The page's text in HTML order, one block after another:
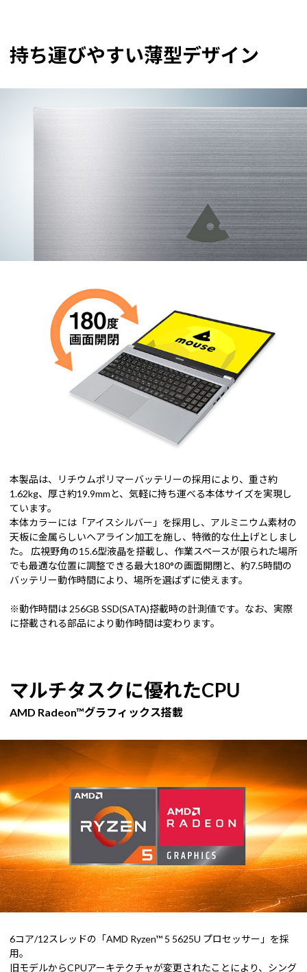
持ち運びやすい薄型デザイン
本製品は、リチウムポリマーバッテリーの採用により、重さ約
1.62kg、厚さ約19.9mmと、気軽に持ち運べる本体サイズを実現し
ています。
本体カラーには「アイスシルバー」を採用し、アルミニウム素材の
天板に金属らしいヘアライン加工を施し、特徴的な仕上げとしまし
た。 広視野角の15.6型液晶を搭載し、作業スペースが限られた場所
でも最適な位置に調整できる最大180°の画面開閉と、約7.5時間の
バッテリー動作時間により、場所を選ばずに使えます。
※動作時間は 256GB SSD(SATA)搭載時の計測値です。なお、実際
に搭載される部品により動作時間は変わります。
マルチタスクに優れたCPU
AMD Radeon™グラフィックス搭載
6コア/12スレッドの「AMD Ryzen™ 5 5625U プロセッサー」を採
用。
旧モデルからCPUアーキテクチャが変更されたことにより、シング